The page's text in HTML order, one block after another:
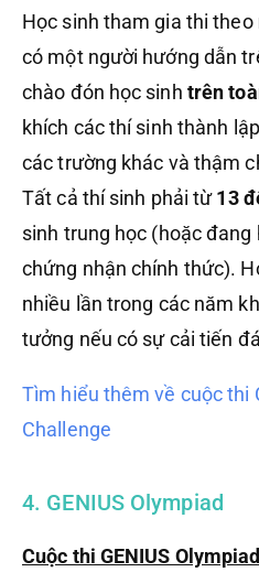
Học sinh tham gia thi theo
có một người hướng dẫn
chào đón học sinh trên
khích các thí sinh thành
các trường khác và thậm
Tất cả thí sinh phải từ13
sinh trung học (hoặc đang
chứng nhận chính thức).
nhiều lần trong các năm
tưởng nếu có sự cải tiến
Tìm hiểu thêm về cuộc thi
Challenge
4. GENIUS Olympiad
Cuộc thi GENIUS